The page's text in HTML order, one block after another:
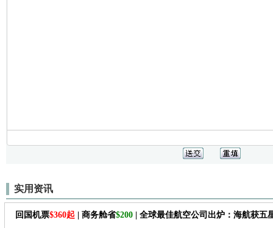
实用资讯
回国机票$360起 | 商务舱省$200 | 全球最佳航空公司出炉：海航获五